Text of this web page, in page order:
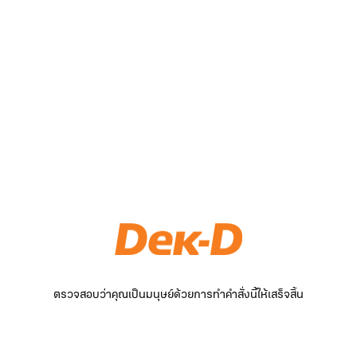
ตรวจสอบว่าคุณเป็นมนุษย์ด้วยการทำคำสั่งนี้ให้เสร็จสิ้น